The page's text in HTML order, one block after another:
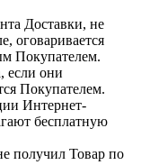
Доставки, не
оговаривается
Покупателем.
если они
Покупателем.
Интернет-
бесплатную
получил Товар по